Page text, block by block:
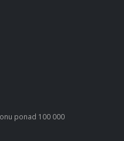
ponad 100 000